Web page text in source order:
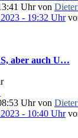
Uhr von
- 19:32 Uhr
aber auch U…
Uhr von
- 10:40 Uhr